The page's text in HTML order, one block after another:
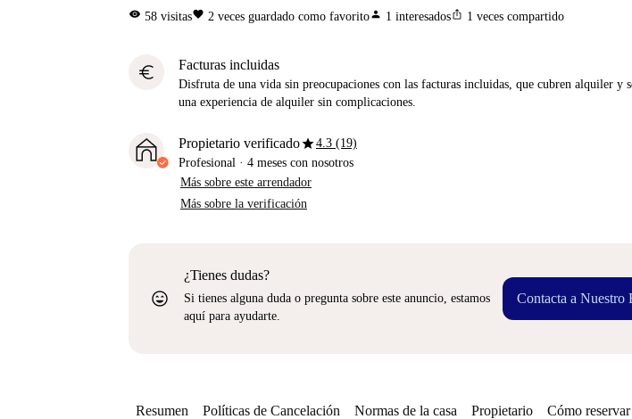
visibility 58 visitasfavorite 2 veces guardado como favoritoperson 1 interesadosios_share 1 veces compartido
euro Facturas incluidas
Disfruta de una vida sin preocupaciones con las facturas incluidas, que cubren alquiler y
una experiencia de alquiler sin complicaciones.
Propietario verificadostar4.3 (19)
Profesional · 4 meses con nosotros
Más sobre este arrendador
Más sobre la verificación
sentiment_very_satisfied
¿Tienes dudas?
Si tienes alguna duda o pregunta sobre este anuncio, estamos
aquí para ayudarte.
Contacta a Nuestro
Resumen Políticas de Cancelación Normas de la casa Propietario Cómo reservar